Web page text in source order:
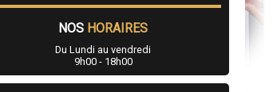
NOS HORAIRES
Du Lundi au vendredi
9h00 - 18h00